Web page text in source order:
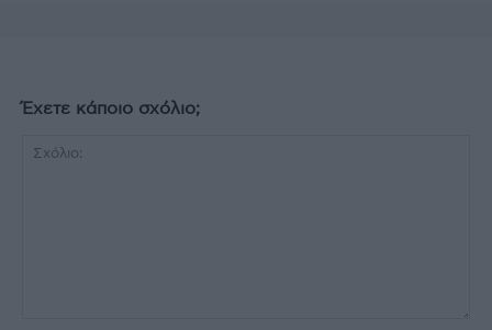
Έχετε κάποιο σχόλιο;